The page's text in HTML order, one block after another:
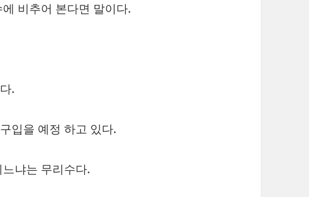
비추어 본다면 말이다.
.
입을 예정 하고 있다.
냐는 무리수다.